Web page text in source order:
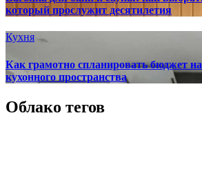
который прослужит десятилетия
Кухня
Как грамотно спланировать бюджет
кухонного пространства
Облако тегов